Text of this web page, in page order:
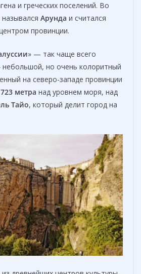
и греческих поселений. Во
Арунда и считался
провинции.
» — так чаще всего
небольшой, но очень колоритный
на северо-западе провинции
723 метра над уровнем моря, над
Тайо, который делит город на